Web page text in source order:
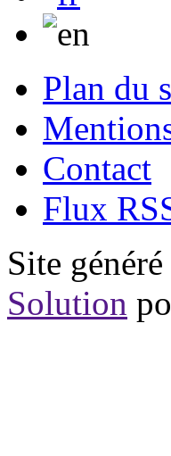
Plan du
Contact
Flux
Site
Solution